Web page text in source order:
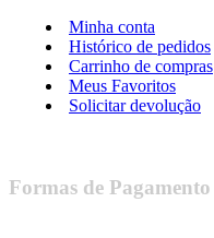
Minha conta
Histórico de pedidos
Carrinho de compras
Meus Favoritos
Solicitar devolução
Formas de Pagamento